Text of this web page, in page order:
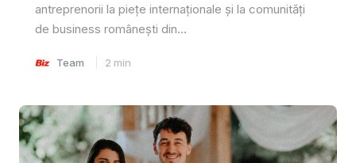
antreprenorii la piețe internaționale și la comunități
de business românești din...
Team 2 min